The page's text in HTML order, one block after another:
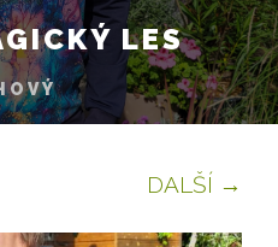
LES
DALŠÍ →